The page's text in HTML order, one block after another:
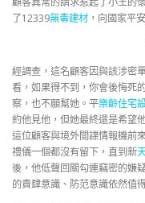
了12339無毒建材 ，向國家平
經調查，這名顧客因與該涉密
看，如果得不到，你會後悔死
察，也不願幫她。平樂齡住宅
約他見他，但她最終還是希望
這位顧客與境外間諜情報機前
禮儀一個都沒有留下，直到新
後，他低聲回關勾連竊密的嫌
的責肆意識、防范意識依然值